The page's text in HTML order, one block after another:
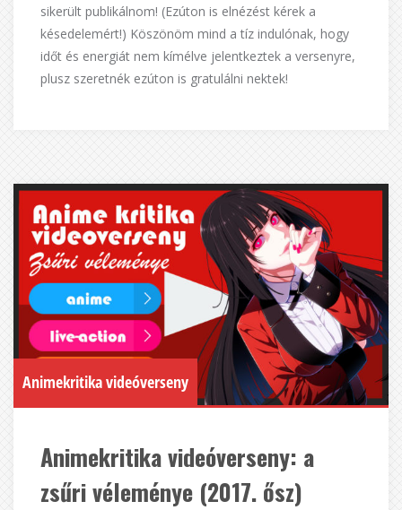
sikerült publikálnom! (Ezúton is elnézést kérek a
késedelemért!) Köszönöm mind a tíz indulónak, hogy
időt és energiát nem kímélve jelentkeztek a versenyre,
plusz szeretnék ezúton is gratulálni nektek!
Animekritika videóverseny
Animekritika videóverseny: a
zsűri véleménye (2017. ősz)